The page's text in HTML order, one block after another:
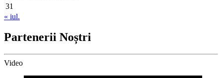
31
« iul.
Partenerii Noștri
Video